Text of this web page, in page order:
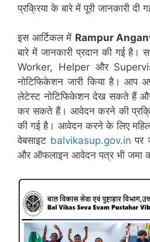
प्रक्रिया के बारे में पूरी जानकारी दी
इस आर्टिकल में Rampur
बारे में जानकारी प्रदान की गई
Worker, Helper और
नोटिफिकेशन जारी किया है। आप
लेटेस्ट नोटिफिकेशन देख सकते हैं
कर सकते हैं। आवेदन करने की
की गई है। आवेदन करने के लिए
वेबसाइट balvikasup.gov.in पर
और ऑफलाइन आवेदन पत्र भी जमा